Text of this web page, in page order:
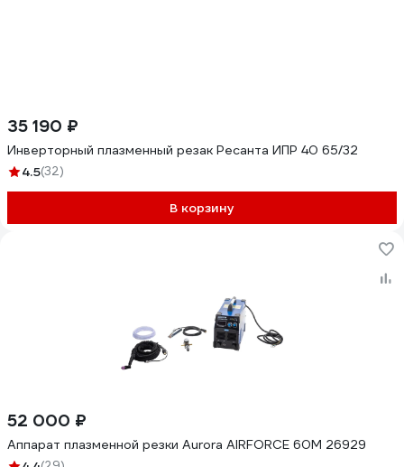
35 190 ₽
Инверторный плазменный резак Ресанта ИПР 40 65/32
4.5(32)
В корзину
52 000 ₽
Аппарат плазменной резки Aurora AIRFORCE 60M 26929